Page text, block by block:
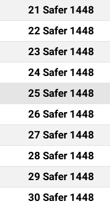
21 Safer 1448
22 Safer 1448
23 Safer 1448
24 Safer 1448
25 Safer 1448
26 Safer 1448
27 Safer 1448
28 Safer 1448
29 Safer 1448
30 Safer 1448